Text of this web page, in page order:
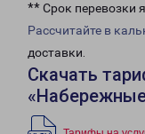
** Срок перевозки
Рассчитайте в
доставки.
Скачать